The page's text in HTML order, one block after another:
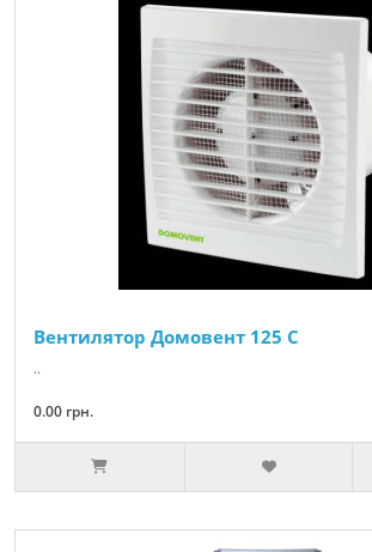
Вентилятор Домовент 125 С
..
0.00 грн.